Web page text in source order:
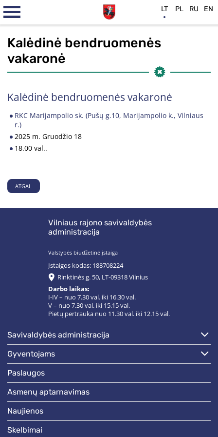
Kalėdinė bendruomenės
vakaronė
Kalėdinė bendruomenės vakaronė
RKC Marijampolio sk. (Pušų g.10, Marijampolio k., Vilniaus
r.)
2025 m. Gruodžio 18
18.00 val..
ATGAL
Vilniaus rajono savivaldybės
administracija
Valstybės biudžetinė įstaiga
Įstaigos kodas: 188708224
Rinktinės g. 50, LT-09318 Vilnius
Darbo laikas:
I-IV – nuo 7.30 val. iki 16.30 val.
V – nuo 7.30 val. iki 15.15 val.
Pietų pertrauka nuo 11.30 val. iki 12.15 val.
savivaldybės administracija
gyventojams
paslaugos
asmenų aptarnavimas
naujienos
skelbimai
LT PL RU EN